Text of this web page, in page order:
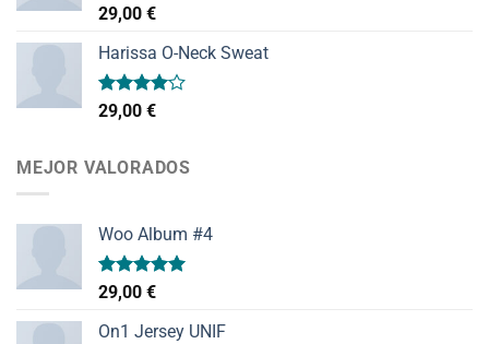
Valorado
con
3.50de
5
29,00 €
Harissa O-Neck Sweat
Valorado
con
29,00 €
MEJOR VALORADOS
Woo Album #4
Valorado
con
de 5
29,00 €
On1 Jersey UNIF